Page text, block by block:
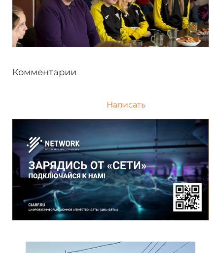
Комментарии
Написать